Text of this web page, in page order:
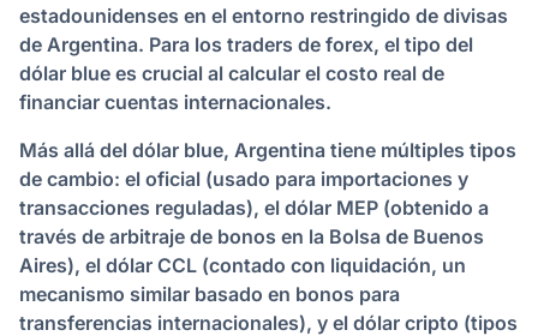
estadounidenses en el entorno restringido de divisas
de Argentina. Para los traders de forex, el tipo del
dólar blue es crucial al calcular el costo real de
financiar cuentas internacionales.
Más allá del dólar blue, Argentina tiene múltiples tipos
de cambio: el oficial (usado para importaciones y
transacciones reguladas), el dólar MEP (obtenido a
través de arbitraje de bonos en la Bolsa de Buenos
Aires), el dólar CCL (contado con liquidación, un
mecanismo similar basado en bonos para
transferencias internacionales), y el dólar cripto (tipos